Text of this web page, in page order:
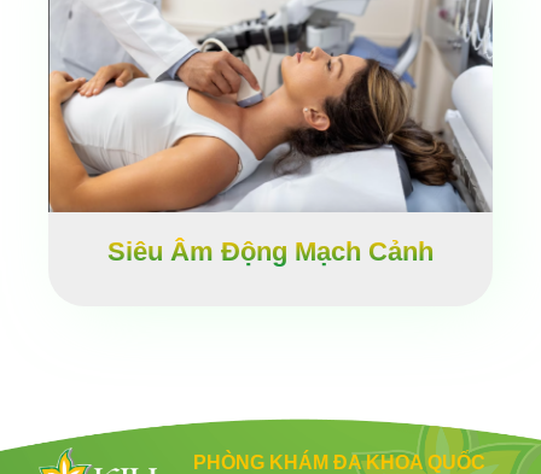
Siêu Âm Động Mạch Cảnh
PHÒNG KHÁM ĐA KHOA QUỐC